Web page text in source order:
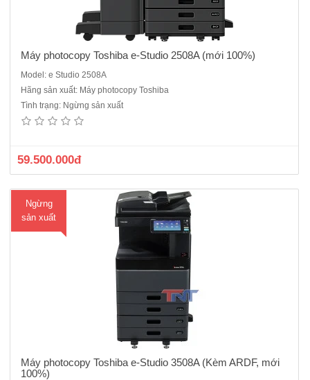
Máy photocopy Toshiba e-Studio 2508A (mới 100%)
Model: e Studio 2508A
Hãng sản xuất: Máy photocopy Toshiba
Tình trạng: Ngừng sản xuất
59.500.000đ
Ngừng
sản xuất
Máy photocopy Toshiba e-STUDIO 3508A ( Mới 100%) theo công
nghệ và chất lượng Nhật BảnChức năng chính: Photocopy - in mạng-
scan màu( 2 mặt tự động)Bộ nạp và đảo mặt bản gốc RADF MR-
Máy photocopy Toshiba e-Studio 3508A (Kèm ARDF, mới
100%)